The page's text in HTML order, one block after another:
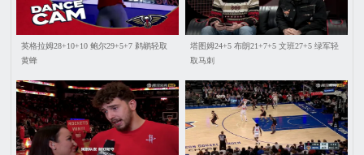
英格拉姆28+10+10 鲍尔29+5+7 鹈鹕轻取
黄蜂
塔图姆24+5 布朗21+7+5 文班27+5 绿军轻
取马刺